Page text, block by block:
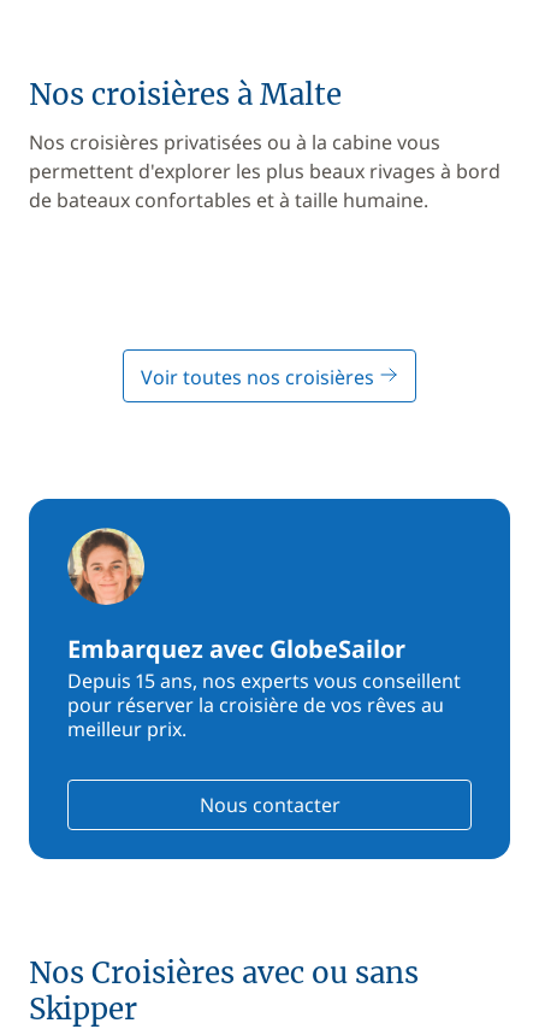
Nos croisières à Malte
Nos croisières privatisées ou à la cabine vous
permettent d'explorer les plus beaux rivages à bord
de bateaux confortables et à taille humaine.
Voir toutes nos croisières
Embarquez avec GlobeSailor
Depuis 15 ans, nos experts vous conseillent
pour réserver la croisière de vos rêves au
meilleur prix.
Nous contacter
Nos Croisières avec ou sans
Skipper